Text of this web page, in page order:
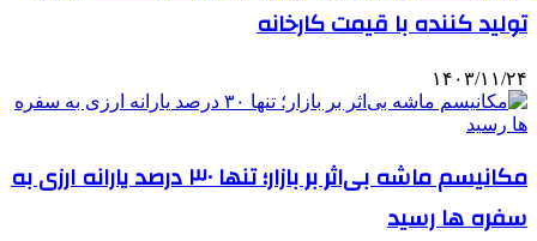
تولید کننده با قیمت کارخانه
۱۴۰۳/۱۱/۲۴
مکانیسم ماشه بی‌اثر بر بازار؛ تنها ۳۰ درصد یارانه ارزی به
سفره ها رسید